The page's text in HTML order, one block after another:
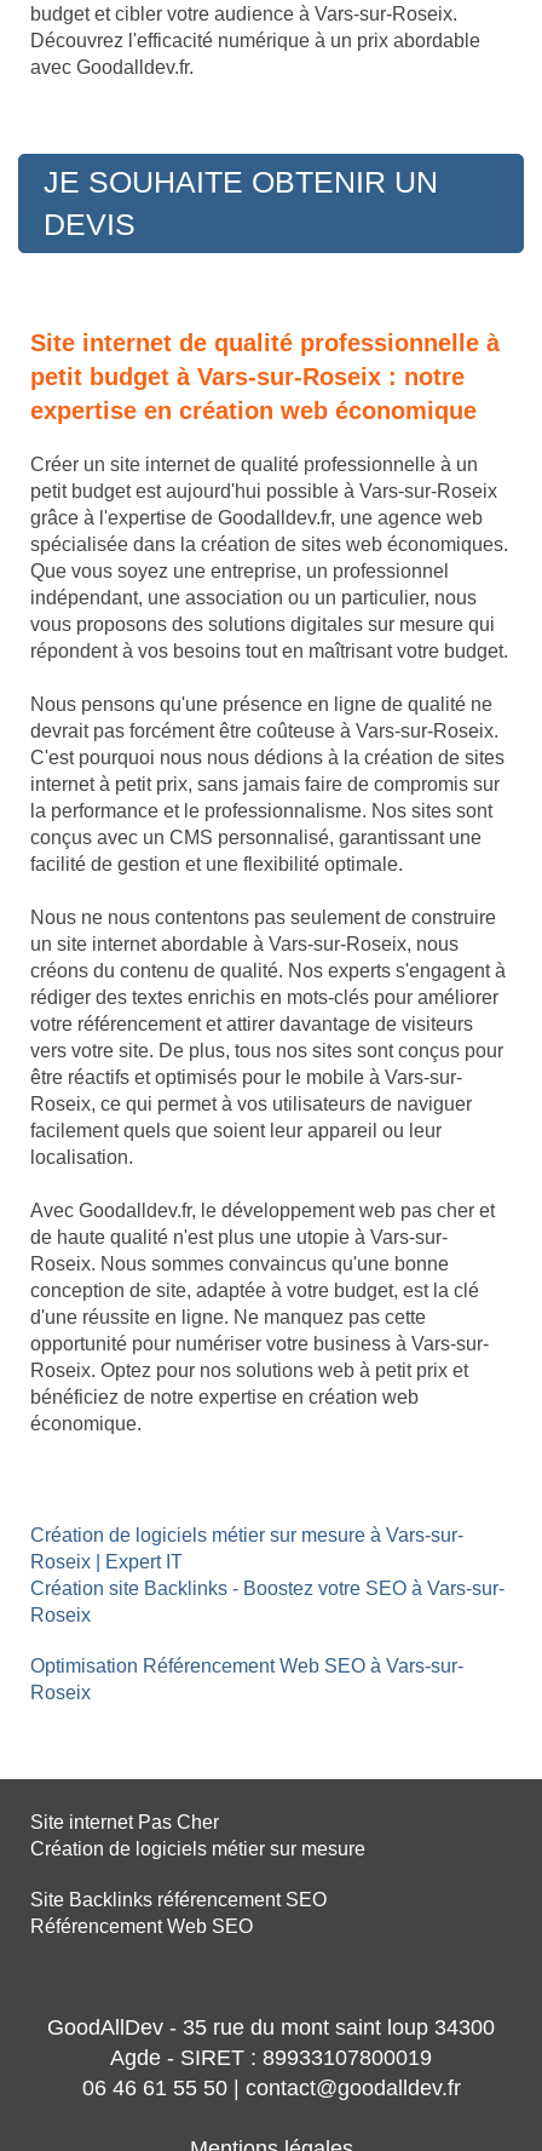
budget et cibler votre audience à Vars-sur-Roseix.
Découvrez l'efficacité numérique à un prix abordable
avec Goodalldev.fr.
JE SOUHAITE OBTENIR UN
DEVIS
Site internet de qualité professionnelle à
petit budget à Vars-sur-Roseix : notre
expertise en création web économique
Créer un site internet de qualité professionnelle à un
petit budget est aujourd'hui possible à Vars-sur-Roseix
grâce à l'expertise de Goodalldev.fr, une agence web
spécialisée dans la création de sites web économiques.
Que vous soyez une entreprise, un professionnel
indépendant, une association ou un particulier, nous
vous proposons des solutions digitales sur mesure qui
répondent à vos besoins tout en maîtrisant votre budget.
Nous pensons qu'une présence en ligne de qualité ne
devrait pas forcément être coûteuse à Vars-sur-Roseix.
C'est pourquoi nous nous dédions à la création de sites
internet à petit prix, sans jamais faire de compromis sur
la performance et le professionnalisme. Nos sites sont
conçus avec un CMS personnalisé, garantissant une
facilité de gestion et une flexibilité optimale.
Nous ne nous contentons pas seulement de construire
un site internet abordable à Vars-sur-Roseix, nous
créons du contenu de qualité. Nos experts s'engagent à
rédiger des textes enrichis en mots-clés pour améliorer
votre référencement et attirer davantage de visiteurs
vers votre site. De plus, tous nos sites sont conçus pour
être réactifs et optimisés pour le mobile à Vars-sur-
Roseix, ce qui permet à vos utilisateurs de naviguer
facilement quels que soient leur appareil ou leur
localisation.
Avec Goodalldev.fr, le développement web pas cher et
de haute qualité n'est plus une utopie à Vars-sur-
Roseix. Nous sommes convaincus qu'une bonne
conception de site, adaptée à votre budget, est la clé
d'une réussite en ligne. Ne manquez pas cette
opportunité pour numériser votre business à Vars-sur-
Roseix. Optez pour nos solutions web à petit prix et
bénéficiez de notre expertise en création web
économique.
Création de logiciels métier sur mesure à Vars-sur-
Roseix | Expert IT
Création site Backlinks - Boostez votre SEO à Vars-sur-
Roseix
Optimisation Référencement Web SEO à Vars-sur-
Roseix
Site internet Pas Cher
Création de logiciels métier sur mesure
Site Backlinks référencement SEO
Référencement Web SEO
GoodAllDev - 35 rue du mont saint loup 34300
Agde - SIRET : 89933107800019
06 46 61 55 50 | contact@goodalldev.fr